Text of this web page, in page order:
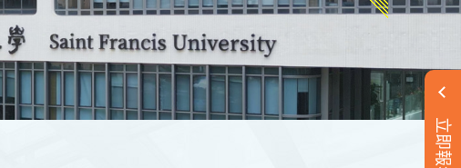
立即報名